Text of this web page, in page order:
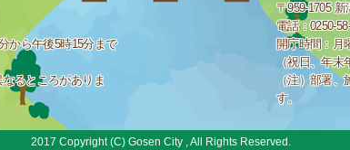
から午後5時15分まで
なるところがありま
〒959-1705
電話：0250-
開庁時間：月
（祝日、年末
（注）部署
す。
2017 Copyright (C) Gosen City , All Rights Reserved.